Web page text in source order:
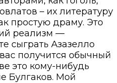
– их литературу
простую драму. Это
реализм —
сыграть Азазелло
получится обычный
это кому-нибудь
Булгаков. Мой